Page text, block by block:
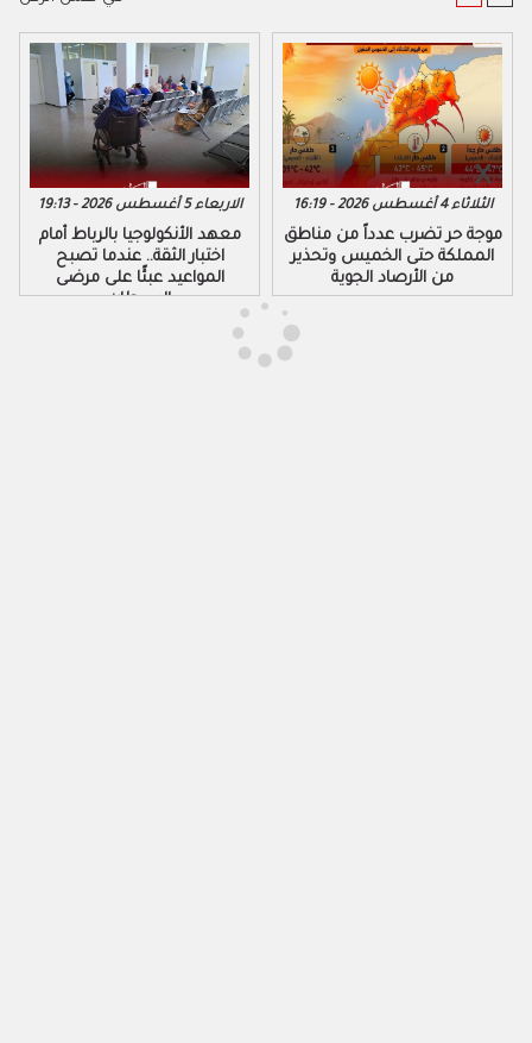
الاربعاء 5 أغسطس 2026 - 19:13
معهد الأنكولوجيا بالرباط أمام
اختبار الثقة.. عندما تصبح
المواعيد عبئًا على مرضى
السرطان
الثلاثاء 4 أغسطس 2026 - 16:19
موجة حر تضرب عدداً من مناطق
المملكة حتى الخميس وتحذير
من الأرصاد الجوية